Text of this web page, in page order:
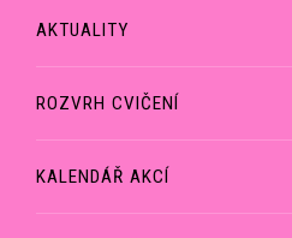
AKTUALITY
ROZVRH CVIČENÍ
KALENDÁŘ AKCÍ